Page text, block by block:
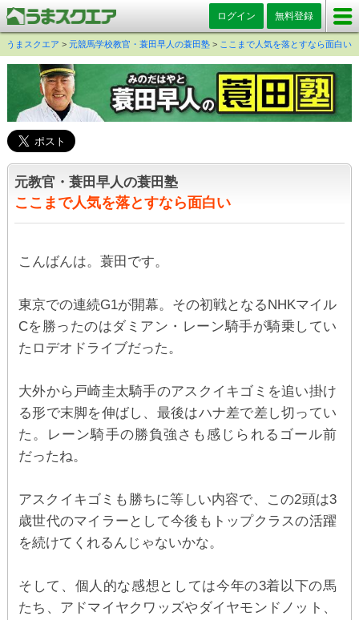
ログイン 無料登録
うまスクエア > 元競馬学校教官・蓑田早人の蓑田塾 > ここまで人気を落とすなら面白い
元教官・蓑田早人の蓑田塾
ここまで人気を落とすなら面白い
こんばんは。蓑田です。
東京での連続G1が開幕。その初戦となるNHKマイル
Cを勝ったのはダミアン・レーン騎手が騎乗してい
たロデオドライブだった。
大外から戸崎圭太騎手のアスクイキゴミを追い掛け
る形で末脚を伸ばし、最後はハナ差で差し切ってい
た。レーン騎手の勝負強さも感じられるゴール前
だったね。
アスクイキゴミも勝ちに等しい内容で、この2頭は3
歳世代のマイラーとして今後もトップクラスの活躍
を続けてくれるんじゃないかな。
そして、個人的な感想としては今年の3着以下の馬
たち、アドマイヤクワッズやダイヤモンドノット、